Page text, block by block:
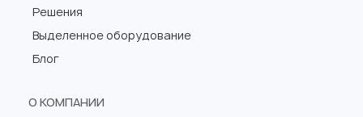
Решения
Выделенное оборудование
Блог
О КОМПАНИИ